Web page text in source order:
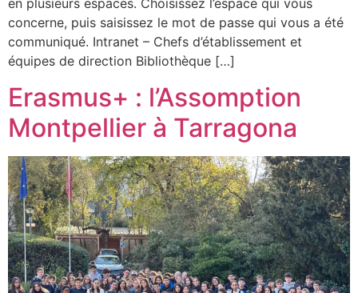
en plusieurs espaces. Choisissez l’espace qui vous
concerne, puis saisissez le mot de passe qui vous a été
communiqué. Intranet – Chefs d’établissement et
équipes de direction Bibliothèque […]
Erasmus+ : l’Assomption
Montpellier à Tarragona